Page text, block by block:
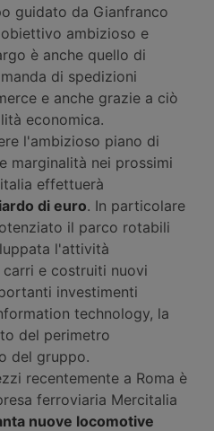
guidato da Gianfranco
ambizioso e
è anche quello di
di spedizioni
e anche grazie a ciò
economica.
l'ambizioso piano di
marginalità nei prossimi
effettuerà
di euro. In particolare
il parco rotabili
l'attività
e costruiti nuovi
investimenti
technology, la
del perimetro
del gruppo.
recentemente a Roma è
ferroviaria Mercitalia
nuove locomotive